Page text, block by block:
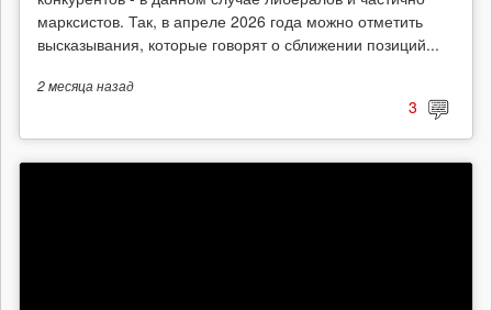
марксистов. Так, в апреле 2026 года можно отметить
высказывания, которые говорят о сближении позиций...
2 месяцаназад
3